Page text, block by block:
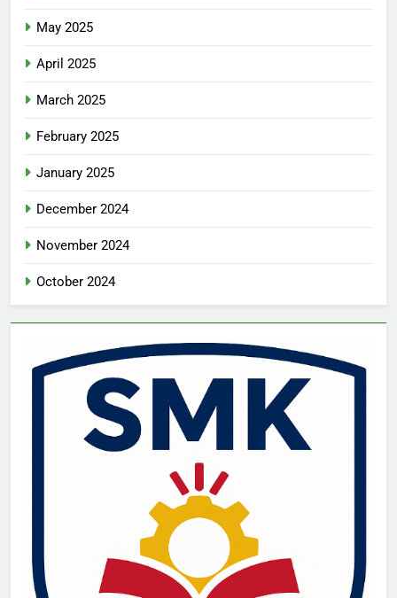
May 2025
April 2025
March 2025
February 2025
January 2025
December 2024
November 2024
October 2024